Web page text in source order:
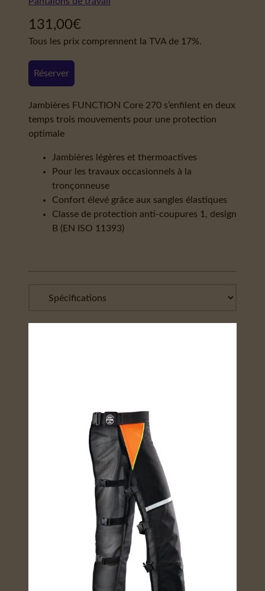
131,00€
Tous les prix comprennent la TVA de 17%.
Réserver
Jambières FUNCTION Core 270 s’enfilent en deux
temps trois mouvements pour une protection
optimale
Jambières légères et thermoactives
Pour les travaux occasionnels à la
tronçonneuse
Confort élevé grâce aux sangles élastiques
Classe de protection anti-coupures 1, design
B (EN ISO 11393)